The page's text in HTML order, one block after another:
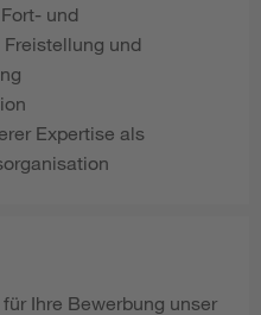
und
und
Expertise als
Ihre Bewerbung unser